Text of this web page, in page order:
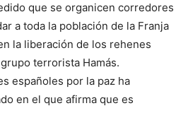
que se organicen corredores
a toda la población de la Franja
la liberación de los rehenes
terrorista Hamás.
españoles por la paz ha
en el que afirma que es